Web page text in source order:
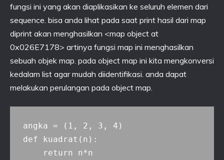
fungsi ini yang akan diaplikasikan ke seluruh elemen dari
sequence. bisa anda lihat pada saat print hasil dari map
diprint akan menghasilkan <map object at
0x026E7178> artinya fungsi map ini menghasilkan
sebuah objek map. pada object map ini kita mengkonversi
kedalam list agar mudah diidentifikasi. anda dapat
melakukan perulangan pada object map.
angka = (1, 2, 3, 4)
def kuadrat(n):
return n*n